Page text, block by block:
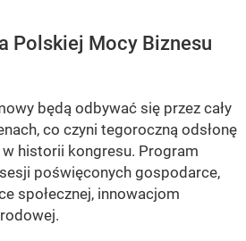
Polskiej Mocy Biznesu
będą odbywać się przez cały
co czyni tegoroczną odsłonę
historii kongresu. Program
poświęconych gospodarce,
społecznej, innowacjom